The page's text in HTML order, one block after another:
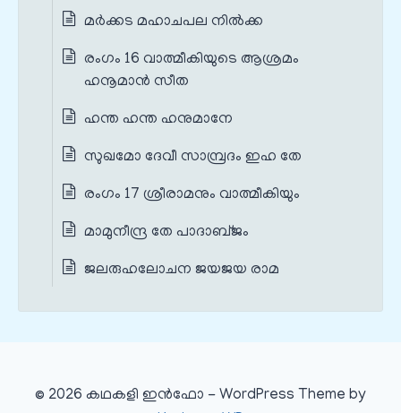
മര്‍ക്കട മഹാചപല നിൽക്ക
രംഗം 16 വാത്മീകിയുടെ ആശ്രമം
ഹനൂമാൻ സീത
ഹന്ത ഹന്ത ഹനുമാനേ
സുഖമോ ദേവീ സാമ്പ്രദം ഇഹ തേ
രംഗം 17 ശ്രീരാമനും വാത്മീകിയും
മാമുനീന്ദ്ര തേ പാദാബ്ജം
ജലരുഹലോചന ജയജയ രാമ
© 2026 കഥകളി ഇൻഫോ - WordPress Theme by